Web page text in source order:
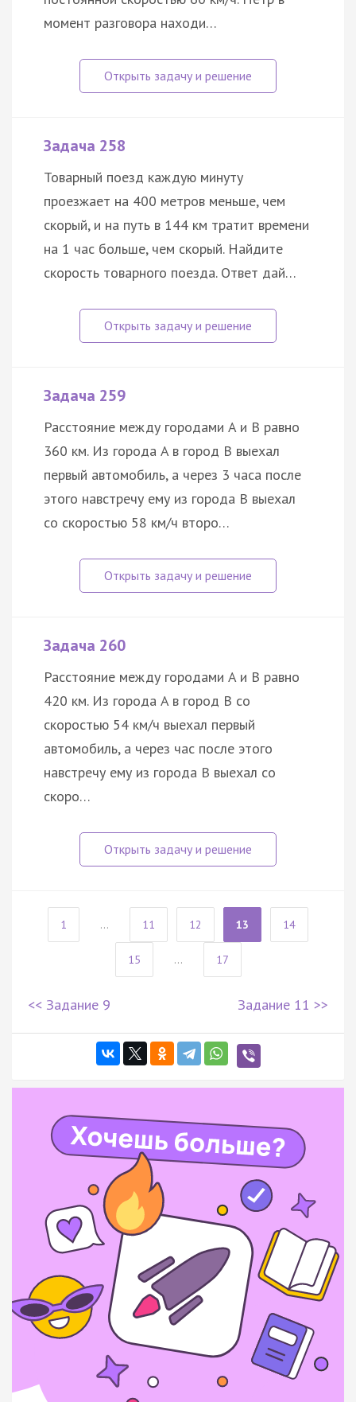
момент разговора находи…
Задача 258
Товарный поезд каждую минуту
проезжает на 400 метров меньше, чем
скорый, и на путь в 144 км тратит времени
на 1 час больше, чем скорый. Найдите
скорость товарного поезда. Ответ дай…
Задача 259
Расстояние между городами A и B равно
360 км. Из города A в город B выехал
первый автомобиль, а через 3 часа после
этого навстречу ему из города B выехал
со скоростью 58 км/ч второ…
Задача 260
Расстояние между городами A и B равно
420 км. Из города A в город B со
скоростью 54 км/ч выехал первый
автомобиль, а через час после этого
навстречу ему из города B выехал со
скоро…
1 ... 11 12 13 14
15 ... 17
<< Задание 9 Задание 11 >>